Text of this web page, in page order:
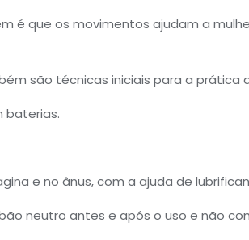
é que os movimentos ajudam a
são técnicas iniciais para a prática
baterias.
e no ânus, com a ajuda de
neutro antes e após o uso e não